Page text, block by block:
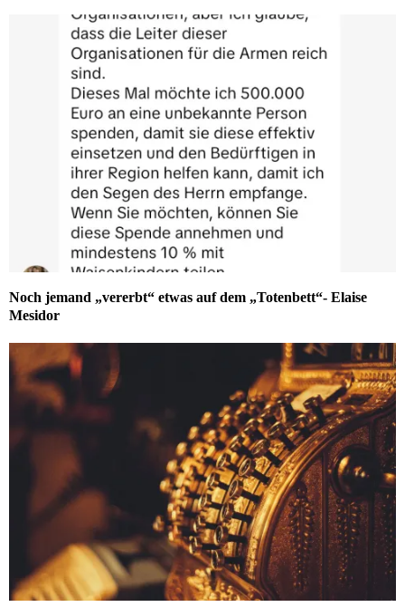
Noch jemand „vererbt“ etwas auf dem „Totenbett“- Elaise
Mesidor